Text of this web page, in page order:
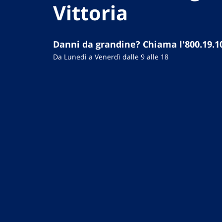
Vittoria
Danni da grandine? Chiama
Da Lunedì a Venerdì dalle 9 alle 18